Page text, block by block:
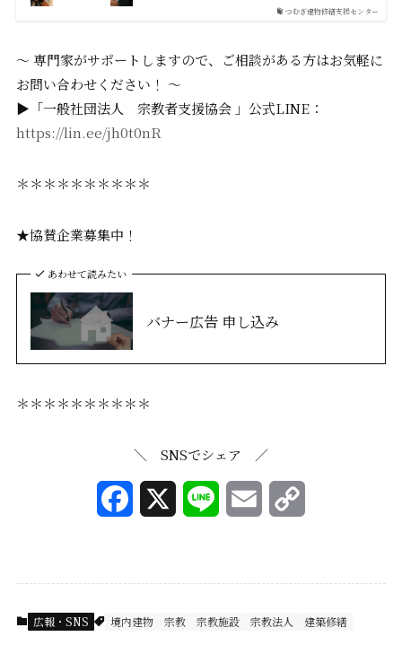
つむぎ建物修繕支援センター
〜 専門家がサポートしますので、ご相談がある方はお気軽に
お問い合わせください！ 〜
▶「一般社団法人 宗教者支援協会 」公式LINE：
https://lin.ee/jh0t0nR
＊＊＊＊＊＊＊＊＊＊
★協賛企業募集中！
あわせて読みたい
バナー広告 申し込み
＊＊＊＊＊＊＊＊＊＊
＼ SNSでシェア ／
広報・SNS 境内建物 宗教 宗教施設 宗教法人 建築修繕